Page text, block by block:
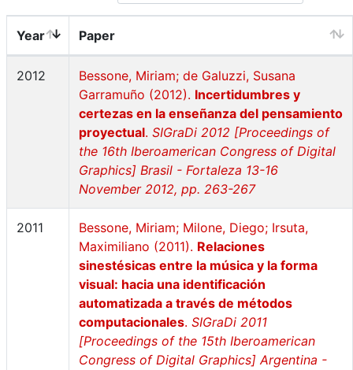
Year Paper
2012
Bessone, Miriam; de Galuzzi, Susana
Garramuño (2012). Incertidumbres y
certezas en la enseñanza del pensamiento
proyectual. SIGraDi 2012 [Proceedings of
the 16th Iberoamerican Congress of Digital
Graphics] Brasil - Fortaleza 13-16
November 2012, pp. 263-267
2011
Bessone, Miriam; Milone, Diego; Irsuta,
Maximiliano (2011). Relaciones
sinestésicas entre la música y la forma
visual: hacia una identificación
automatizada a través de métodos
computacionales. SIGraDi 2011
[Proceedings of the 15th Iberoamerican
Congress of Digital Graphics] Argentina -